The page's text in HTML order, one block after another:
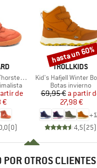
Tex
reducido
de
€
(0)
MARCA
TROLLKIDS
Artículo
Kid's Hafjell Winter
Product group
Botas invierno
Precio
69,95 € Precio
a partir
27,98 €
+
4,5(25)
Descuento
hasta un 60%
OTROS